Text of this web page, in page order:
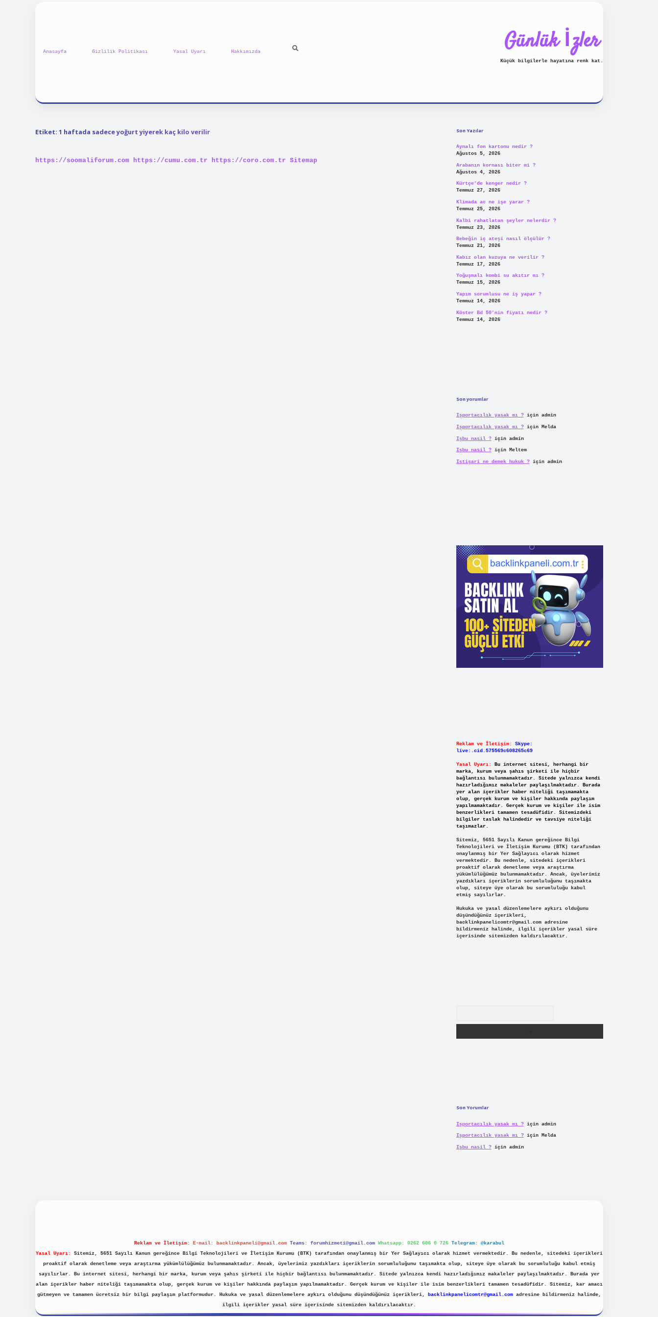
Anasayfa Gizlilik Politikası Yasal Uyarı Hakkımızda Günlük İzler
Küçük bilgilerle hayatına renk kat.
Etiket: 1 haftada sadece yoğurt yiyerek kaç kilo verilir
https://soomaliforum.com https://cumu.com.tr https://coro.com.tr Sitemap
Son Yazılar
Aynalı fon kartonu nedir ?
Ağustos 5, 2026
Arabanın kornası biter mi ?
Ağustos 4, 2026
Kürtçe’de kenger nedir ?
Temmuz 27, 2026
Klimada ac ne işe yarar ?
Temmuz 25, 2026
Kalbi rahatlatan şeyler nelerdir ?
Temmuz 23, 2026
Bebeğin iç ateşi nasıl ölçülür ?
Temmuz 21, 2026
Kabız olan kuzuya ne verilir ?
Temmuz 17, 2026
Yoğuşmalı kombi su akıtır mı ?
Temmuz 15, 2026
Yapım sorumlusu ne iş yapar ?
Temmuz 14, 2026
Köster Bd 50’nin fiyatı nedir ?
Temmuz 14, 2026
Son yorumlar
Işportacılık yasak mı ?için admin
Işportacılık yasak mı ?için Melda
Işbu nasil ?için admin
Işbu nasil ?için Meltem
Istişari ne demek hukuk ?için admin
Reklam ve İletişim:
Skype:
live:.cid.575569c608265c69
Yasal Uyarı:
Bu internet sitesi, herhangi bir
marka, kurum veya şahıs şirketi ile hiçbir
bağlantısı bulunmamaktadır. Sitede yalnızca kendi
hazırladığımız makaleler paylaşılmaktadır. Burada
yer alan içerikler haber niteliği taşımamakta
olup, gerçek kurum ve kişiler hakkında paylaşım
yapılmamaktadır. Gerçek kurum ve kişiler ile isim
benzerlikleri tamamen tesadüfidir. Sitemizdeki
bilgiler taslak halindedir ve tavsiye niteliği
taşımazlar.
Sitemiz, 5651 Sayılı Kanun gereğince Bilgi
Teknolojileri ve İletişim Kurumu (BTK) tarafından
onaylanmış bir Yer Sağlayıcı olarak hizmet
vermektedir. Bu nedenle, sitedeki içerikleri
proaktif olarak denetleme veya araştırma
yükümlülüğümüz bulunmamaktadır. Ancak, üyelerimiz
yazdıkları içeriklerin sorumluluğunu taşımakta
olup, siteye üye olarak bu sorumluluğu kabul
etmiş sayılırlar.
Hukuka ve yasal düzenlemelere aykırı olduğunu
düşündüğünüz içerikleri,
backlinkpanelicomtr@gmail.comadresine
bildirmeniz halinde, ilgili içerikler yasal süre
içerisinde sitemizden kaldırılacaktır.
Son Yorumlar
Işportacılık yasak mı ?için admin
Işportacılık yasak mı ?için Melda
Işbu nasil ?için admin
Reklam ve İletişim: E-mail: backlinkpaneli@gmail.com Teams: forumhizmeti@gmail.com Whatsapp: 0262 606 0 726
Telegram: @karabul
Yasal Uyarı:
Sitemiz, 5651 Sayılı Kanun gereğince Bilgi Teknolojileri ve İletişim Kurumu (BTK) tarafından onaylanmış bir Yer Sağlayıcı olarak hizmet vermektedir. Bu nedenle, sitedeki içerikleri
proaktif olarak denetleme veya araştırma yükümlülüğümüz bulunmamaktadır. Ancak, üyelerimiz yazdıkları içeriklerin sorumluluğunu taşımakta olup, siteye üye olarak bu sorumluluğu kabul etmiş
sayılırlar. Bu internet sitesi, herhangi bir marka, kurum veya şahıs şirketi ile hiçbir bağlantısı bulunmamaktadır. Sitede yalnızca kendi hazırladığımız makaleler paylaşılmaktadır. Burada yer
alan içerikler haber niteliği taşımamakta olup, gerçek kurum ve kişiler hakkında paylaşım yapılmamaktadır. Gerçek kurum ve kişiler ile isim benzerlikleri tamamen tesadüfidir. Sitemiz, kar amacı
gütmeyen ve tamamen ücretsiz bir bilgi paylaşım platformudur. Hukuka ve yasal düzenlemelere aykırı olduğunu düşündüğünüz içerikleri, backlinkpanelicomtr@gmail.com adresine bildirmeniz halinde,
ilgili içerikler yasal süre içerisinde sitemizden kaldırılacaktır.